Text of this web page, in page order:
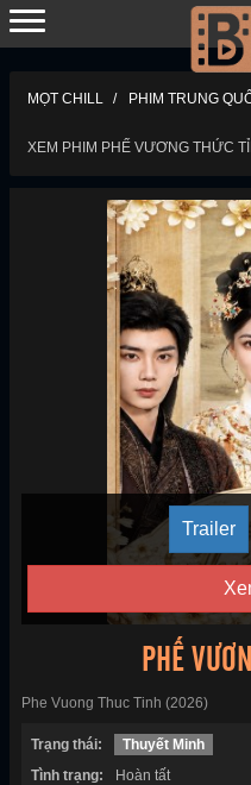
MỌT CHILL PHIM TRUNG
XEM PHIM PHẾ VƯƠNG THỨC
Trailer
PHẾ
Phe Vuong Thuc Tinh (2026)
Trạng thái:
Thuyết Minh
Tình trạng:
Hoàn tất